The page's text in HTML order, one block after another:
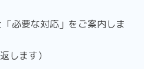
必要な対応」をご案内しま
します）